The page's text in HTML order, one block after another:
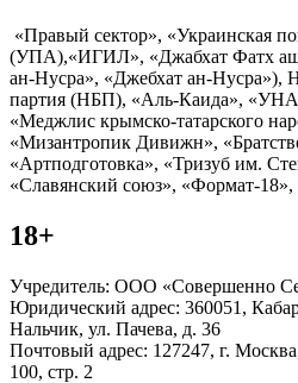
«Правый сектор», «Украинская
(УПА),«ИГИЛ», «Джабхат Фатх
ан-Нусра», «Джебхат ан-Нусра»),
партия (НБП), «Аль-Каида»,
«Меджлис крымско-татарского
«Мизантропик Дивижн»,
«Артподготовка», «Тризуб им.
«Славянский союз», «Формат-
18+
Учредитель: ООО «Совершенно
Юридический адрес: 360051,
Нальчик, ул. Пачева, д. 36
Почтовый адрес: 127247, г.
100, стр. 2